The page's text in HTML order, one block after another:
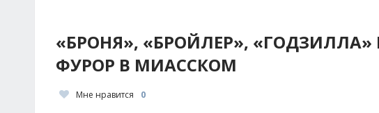
«БРОНЯ», «БРОЙЛЕР»,
ФУРОР В МИАССКОМ
Мне нравится 0